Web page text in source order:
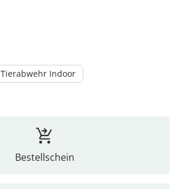
Tierabwehr Indoor
Bestellschein